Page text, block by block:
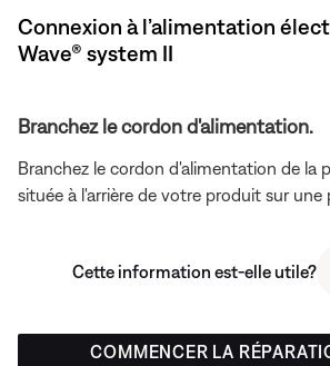
Connexion à l’alimentation
Wave® system II
Branchez le cordon d'alimentation.
Branchez le cordon d'alimentation de la
située à l'arrière de votre produit sur une
Cette information est-elle utile?
COMMENCER LA